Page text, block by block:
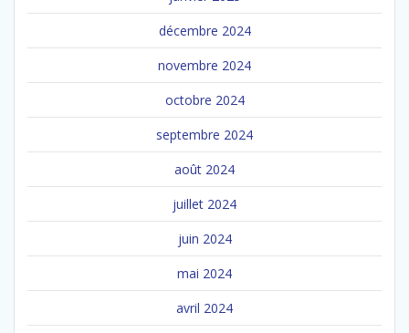
décembre 2024
novembre 2024
octobre 2024
septembre 2024
août 2024
juillet 2024
juin 2024
mai 2024
avril 2024